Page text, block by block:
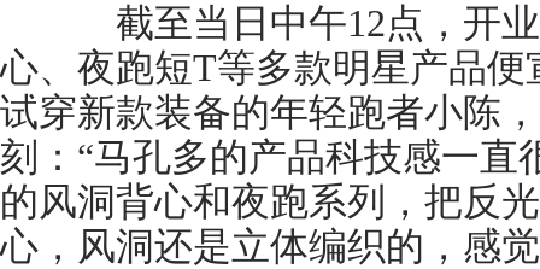
截至当日中午12点，开业
心、夜跑短T等多款明星产品
试穿新款装备的年轻跑者小陈
刻：“马孔多的产品科技感一直
的风洞背心和夜跑系列，把反
心，风洞还是立体编织的，感